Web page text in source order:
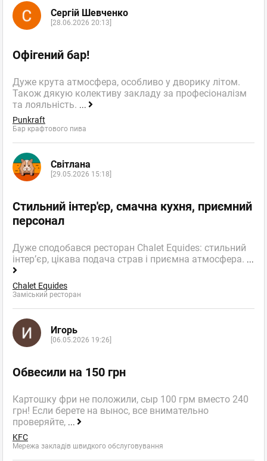
Сергій Шевченко
[28.06.2026 20:13]
Офігений бар!
Дуже крута атмосфера, особливо у дворику літом.
Також дякую колективу закладу за професіоналізм
та лояльність. ...
Punkraft
Бар крафтового пива
Світлана
[29.05.2026 15:18]
Стильний інтер'єр, смачна кухня, приємний
персонал
Дуже сподобався ресторан Chalet Equides: стильний
інтер’єр, цікава подача страв і приємна атмосфера. ...
Chalet Equides
Заміський ресторан
Игорь
[06.05.2026 19:26]
Обвесили на 150 грн
Картошку фри не положили, сыр 100 грм вместо 240
грн! Если берете на вынос, все внимательно
проверяйте, ...
KFC
Мережа закладів швидкого обслуговування